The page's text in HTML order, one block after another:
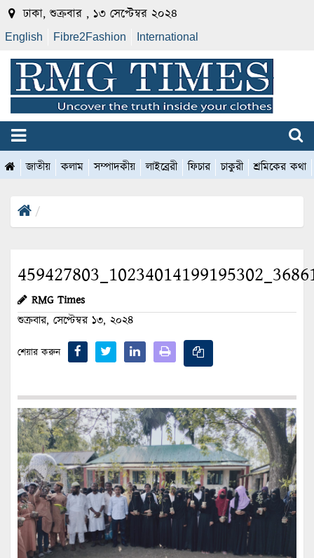
ঢাকা, শুক্রবার , ১৩ সেপ্টেম্বর ২০২৪
English Fibre2Fashion International
জাতীয় কলাম সম্পাদকীয় লাইব্রেরী ফিচার চাকুরী শ্রমিকের কথা
RMG Times
শুক্রবার, সেপ্টেম্বর ১৩, ২০২৪
শেয়ার করুন